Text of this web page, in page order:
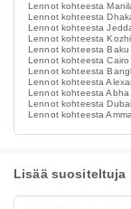
Lennot kohteesta
Lennot kohteesta
Lennot kohteesta
Lennot kohteesta
Lennot kohteesta
Lennot kohteesta
Lennot kohteesta
Lennot kohteesta
Lennot kohteesta
Lennot kohteesta
Lennot kohteesta
Lisää suositeltuja